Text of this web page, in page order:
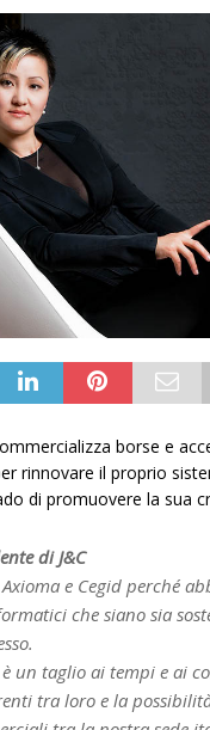
borse e
rinnovare il proprio
di promuovere la sua
di J&C
e Cegid perché
che siano sia
è un taglio ai tempi e ai
tra loro e la